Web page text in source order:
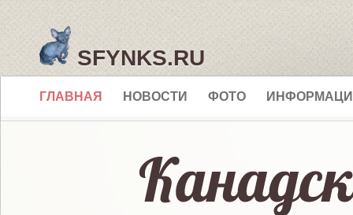
SFYNKS.RU
ГЛАВНАЯ НОВОСТИ ФОТО